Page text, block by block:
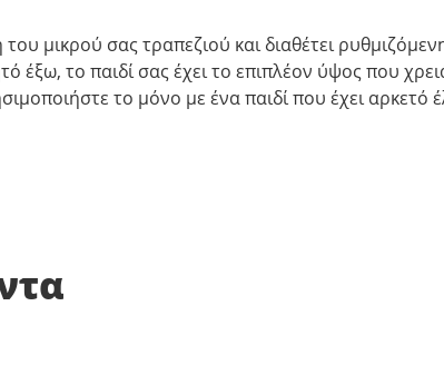
μικρού σας τραπεζιού και διαθέτει
έξω, το παιδί σας έχει το επιπλέον ύψος που
το μόνο με ένα παιδί που έχει αρκετό